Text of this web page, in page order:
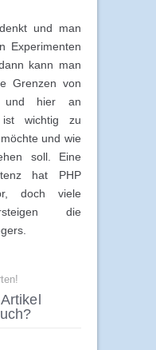
und man
Experimenten
kann man
Grenzen von
und hier an
wichtig zu
und wie
soll. Eine
hat PHP
doch viele
die